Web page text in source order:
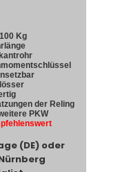
Kg
der Reling
PKW
(DE) oder